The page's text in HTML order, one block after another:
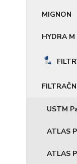
MIGNON
HYDRA M
USTM
ATLAS
ATLAS